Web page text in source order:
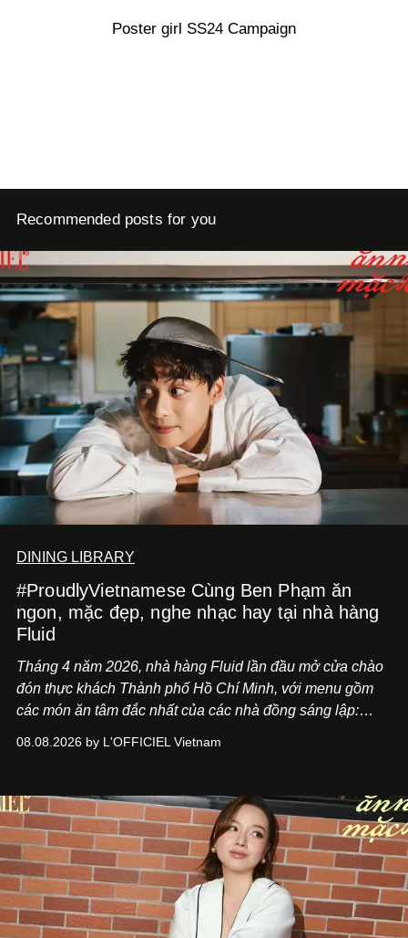
Poster girl SS24 Campaign
Recommended posts for you
DINING LIBRARY
#ProudlyVietnamese Cùng Ben Phạm ăn
ngon, mặc đẹp, nghe nhạc hay tại nhà hàng
Fluid
Tháng 4 năm 2026, nhà hàng Fluid lần đầu mở cửa chào
đón thực khách Thành phố Hồ Chí Minh, với menu gồm
các món ăn tâm đắc nhất của các nhà đồng sáng lập:
món ăn đa dạng từ Á đến Âu nhanh chóng được yêu thích
mang đến niềm vui cho thực khách.
08.08.2026 by L'OFFICIEL Vietnam